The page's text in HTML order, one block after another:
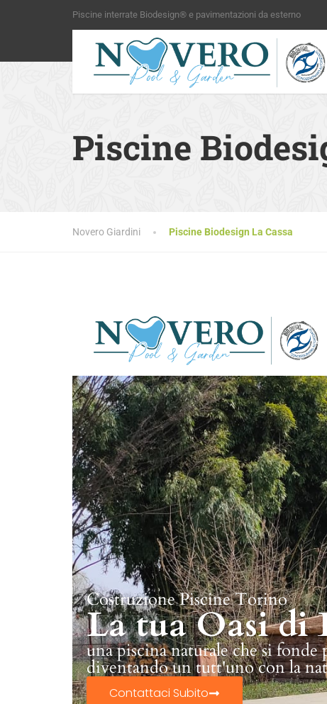
Piscine interrate Biodesign® e pavimentazioni da esterno
Piscine
Novero Giardini Piscine Biodesign La Cassa
Costruzione Piscine Torino
La tua Oasi di
una piscina naturale che si
diventando un tutt'uno con la
Contattaci Subito